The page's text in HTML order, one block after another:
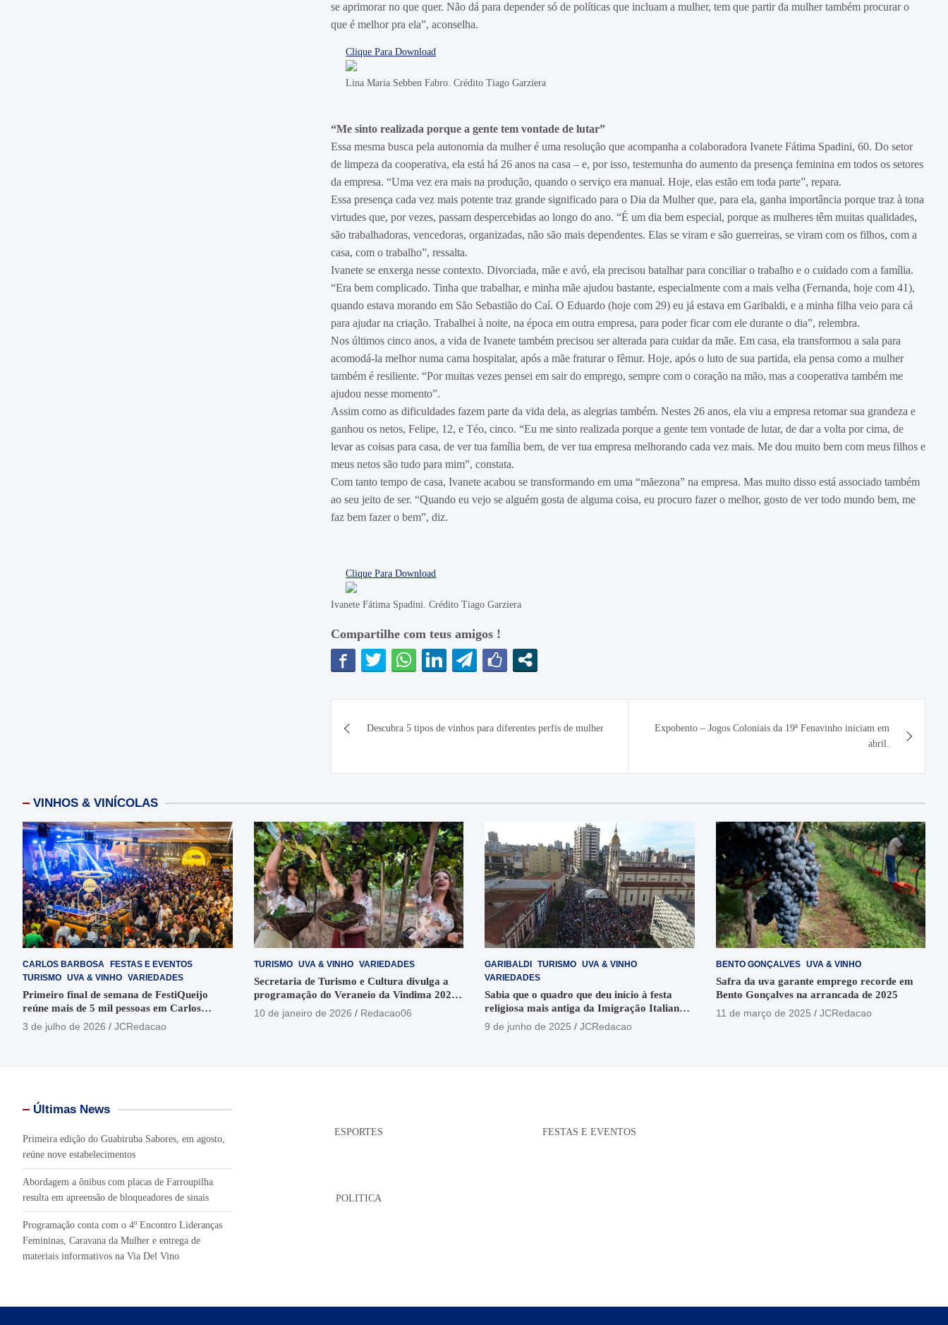
se aprimorar no que quer. Não dá para depender só de políticas que incluam a mulher, tem que partir da mulher também procurar o
que é melhor pra ela”, aconselha.
Clique Para Download
Lina Maria Sebben Fabro. Crédito Tiago Garziera
“Me sinto realizada porque a gente tem vontade de lutar”
Essa mesma busca pela autonomia da mulher é uma resolução que acompanha a colaboradora Ivanete Fátima Spadini, 60. Do setor
de limpeza da cooperativa, ela está há 26 anos na casa – e, por isso, testemunha do aumento da presença feminina em todos os setores
da empresa. “Uma vez era mais na produção, quando o serviço era manual. Hoje, elas estão em toda parte”, repara.
Essa presença cada vez mais potente traz grande significado para o Dia da Mulher que, para ela, ganha importância porque traz à tona
virtudes que, por vezes, passam despercebidas ao longo do ano. “É um dia bem especial, porque as mulheres têm muitas qualidades,
são trabalhadoras, vencedoras, organizadas, não são mais dependentes. Elas se viram e são guerreiras, se viram com os filhos, com a
casa, com o trabalho”, ressalta.
Ivanete se enxerga nesse contexto. Divorciada, mãe e avó, ela precisou batalhar para conciliar o trabalho e o cuidado com a família.
“Era bem complicado. Tinha que trabalhar, e minha mãe ajudou bastante, especialmente com a mais velha (Fernanda, hoje com 41),
quando estava morando em São Sebastião do Caí. O Eduardo (hoje com 29) eu já estava em Garibaldi, e a minha filha veio para cá
para ajudar na criação. Trabalhei à noite, na época em outra empresa, para poder ficar com ele durante o dia”, relembra.
Nos últimos cinco anos, a vida de Ivanete também precisou ser alterada para cuidar da mãe. Em casa, ela transformou a sala para
acomodá-la melhor numa cama hospitalar, após a mãe fraturar o fêmur. Hoje, após o luto de sua partida, ela pensa como a mulher
também é resiliente. “Por muitas vezes pensei em sair do emprego, sempre com o coração na mão, mas a cooperativa também me
ajudou nesse momento”.
Assim como as dificuldades fazem parte da vida dela, as alegrias também. Nestes 26 anos, ela viu a empresa retomar sua grandeza e
ganhou os netos, Felipe, 12, e Téo, cinco. “Eu me sinto realizada porque a gente tem vontade de lutar, de dar a volta por cima, de
levar as coisas para casa, de ver tua família bem, de ver tua empresa melhorando cada vez mais. Me dou muito bem com meus filhos e
meus netos são tudo para mim”, constata.
Com tanto tempo de casa, Ivanete acabou se transformando em uma “mãezona” na empresa. Mas muito disso está associado também
ao seu jeito de ser. “Quando eu vejo se alguém gosta de alguma coisa, eu procuro fazer o melhor, gosto de ver todo mundo bem, me
faz bem fazer o bem”, diz.
Clique Para Download
Ivanete Fátima Spadini. Crédito Tiago Garziera
Compartilhe com teus amigos !
de
Post
Descubra 5 tipos de vinhos para diferentes perfis de mulher
Expobento – Jogos Coloniais da 19ª Fenavinho iniciam em
abril.
VINHOS & VINÍCOLAS
CARLOS BARBOSA
FESTAS E EVENTOS
TURISMO UVA & VINHO VARIEDADES
Primeiro final de semana de FestiQueijo
reúne mais de 5 mil pessoas em Carlos
Barbosa
3 de julho de 2026 JCRedacao
TURISMO UVA & VINHO VARIEDADES
Secretaria de Turismo e Cultura divulga a
programação do Veraneio da Vindima 2026
em Garibaldi
10 de janeiro de 2026 Redacao06
GARIBALDI TURISMO UVA & VINHO
VARIEDADES
Sabia que o quadro que deu início à festa
religiosa mais antiga da Imigração Italiana
está no Santuário Santo Antônio
9 de junho de 2025 JCRedacao
BENTO GONÇALVES UVA & VINHO
Safra da uva garante emprego recorde em
Bento Gonçalves na arrancada de 2025
11 de março de 2025
JCRedacao
Últimas News
Primeira edição do Guabiruba Sabores, em agosto,
reúne nove estabelecimentos
Abordagem a ônibus com placas de Farroupilha
resulta em apreensão de bloqueadores de sinais
Programação conta com o 4º Encontro Lideranças
Femininas, Caravana da Mulher e entrega de
materiais informativos na Via Del Vino
ESPORTES
POLITICA
FESTAS E EVENTOS